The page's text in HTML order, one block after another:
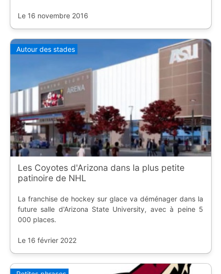
Le 16 novembre 2016
Autour des stades
Les Coyotes d'Arizona dans la plus petite
patinoire de NHL
La franchise de hockey sur glace va déménager dans la
future salle d'Arizona State University, avec à peine 5
000 places.
Le 16 février 2022